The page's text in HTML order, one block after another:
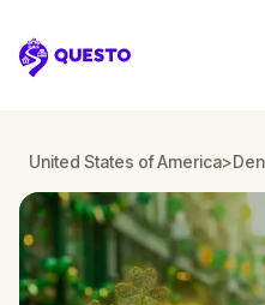
Questo
United States of America>